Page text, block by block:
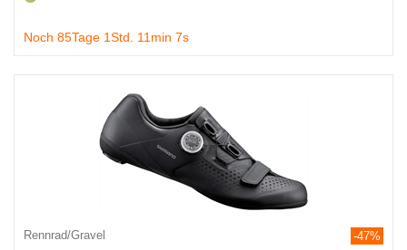
Noch 85Tage 1Std. 11min 7s
Rennrad/Gravel -47%